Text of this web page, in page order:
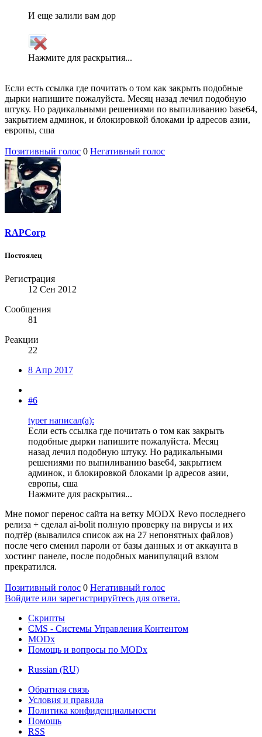
И еще залили вам дор
Нажмите для раскрытия...
Если есть ссылка где почитать о том как закрыть подобные
дырки напишите пожалуйста. Месяц назад лечил подобную
штуку. Но радикальными решениями по выпиливанию base64,
закрытием админок, и блокировкой блоками ip адресов азии,
европы, сша
Позитивный голос 0 Негативный голос
RAPCorp
Постоялец
Регистрация
12 Сен 2012
Сообщения
81
Реакции
22
8 Апр 2017
#6
typer написал(а):
Если есть ссылка где почитать о том как закрыть
подобные дырки напишите пожалуйста. Месяц
назад лечил подобную штуку. Но радикальными
решениями по выпиливанию base64, закрытием
админок, и блокировкой блоками ip адресов азии,
европы, сша
Нажмите для раскрытия...
Мне помог перенос сайта на ветку MODX Revo последнего
релиза + сделал ai-bolit полную проверку на вирусы и их
подтёр (вывалился список аж на 27 непонятных файлов)
после чего сменил пароли от базы данных и от аккаунта в
хостинг панеле, после подобных манипуляций взлом
прекратился.
Позитивный голос 0 Негативный голос
Войдите или зарегистрируйтесь для ответа.
Скрипты
CMS - Системы Управления Контентом
MODx
Помощь и вопросы по MODx
Russian (RU)
Обратная связь
Условия и правила
Политика конфиденциальности
Помощь
RSS